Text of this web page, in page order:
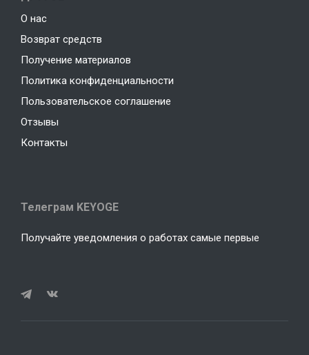
О нас
Возврат средств
Получение материалов
Политика конфиденциальности
Пользовательское соглашение
Отзывы
Контакты
Телеграм KEYOGE
Получайте уведомления о работах самые первые